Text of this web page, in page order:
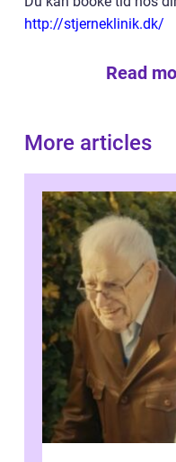
http://stjerneklinik.dk/
Read
More articles